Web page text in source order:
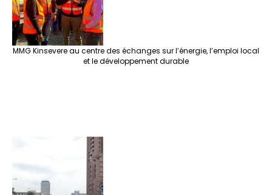
MMG Kinsevere au centre des échanges sur l’énergie, l’emploi local
et le développement durable